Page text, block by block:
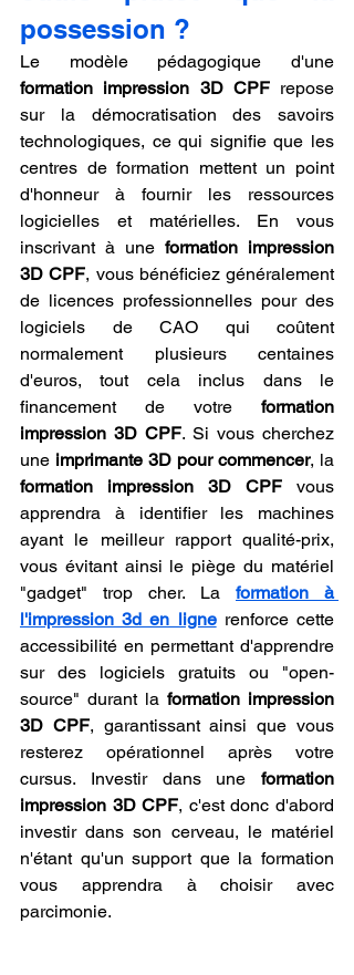
possession ?
formation impression 3D CPF repose
sur la démocratisation des savoirs
technologiques, ce qui signifie que les
centres de formation mettent un point
d'honneur à fournir les ressources
logicielles et matérielles. En vous
inscrivant à une formation impression
3D CPF, vous bénéficiez généralement
de licences professionnelles pour des
logiciels de CAO qui coûtent
normalement plusieurs centaines
d'euros, tout cela inclus dans le
financement de votre formation
impression 3D CPF. Si vous cherchez
une imprimante 3D pour commencer
formation impression 3D CPF vous
apprendra à identifier les machines
ayant le meilleur rapport qualité-prix,
vous évitant ainsi le piège du matériel
"gadget" trop cher. La formation à
l'impression 3d en ligne renforce cette
accessibilité en permettant d'apprendre
sur des logiciels gratuits ou "open-
source" durant la formation impression
3D CPF, garantissant ainsi que vous
resterez opérationnel après votre
cursus. Investir dans une formation
impression 3D CPF, c'est donc d'abord
investir dans son cerveau, le matériel
n'étant qu'un support que la formation
vous apprendra à choisir avec
parcimonie.